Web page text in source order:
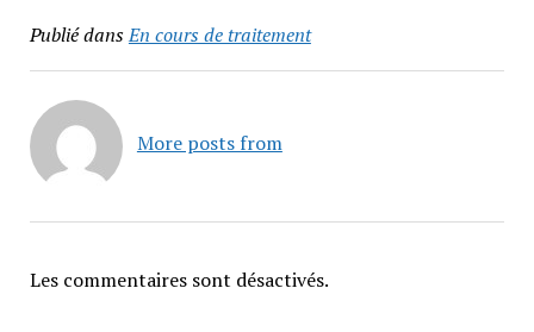
Publié dansEn cours de traitement
More posts from
Les commentaires sont désactivés.